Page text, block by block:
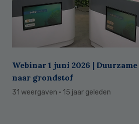
Webinar 1 juni 2026 |
naar grondstof
31 weergaven · 15 jaar geleden